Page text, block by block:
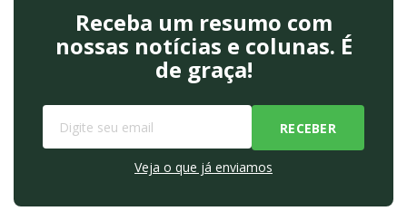
Receba um resumo com
nossas notícias e colunas. É
de graça!
Veja o que já enviamos